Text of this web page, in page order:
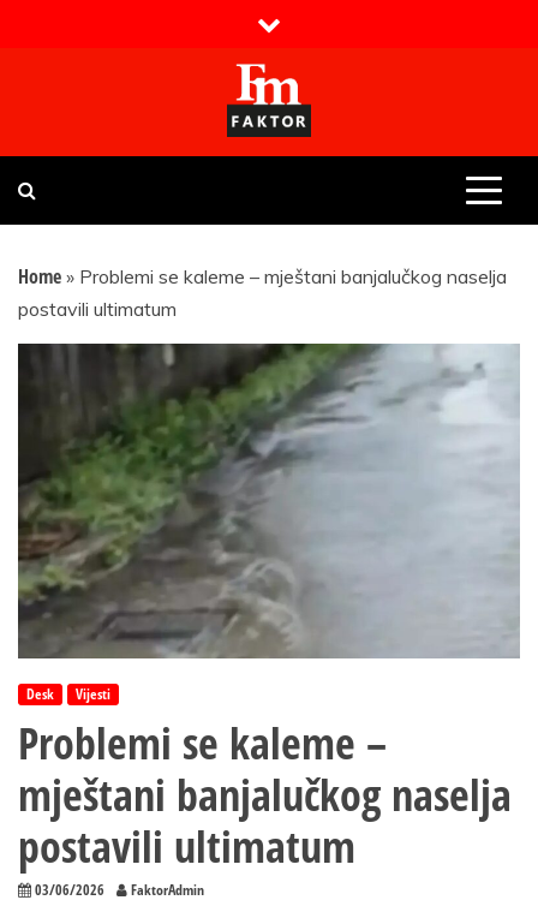
Faktor magazin
Uvijek presudan
Home » Problemi se kaleme – mještani banjalučkog naselja
postavili ultimatum
Desk Vijesti
Problemi se kaleme –
mještani banjalučkog naselja
postavili ultimatum
03/06/2026 FaktorAdmin